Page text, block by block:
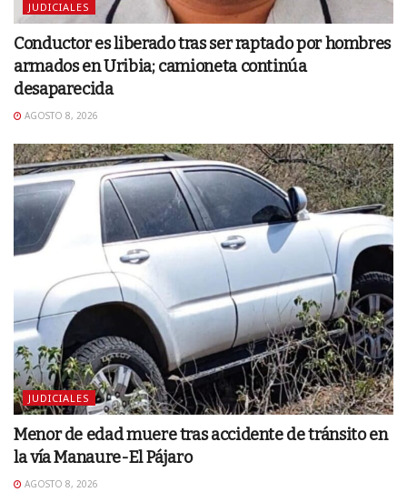
JUDICIALES
Conductor es liberado tras ser raptado por hombres
armados en Uribia; camioneta continúa
desaparecida
AGOSTO 8, 2026
JUDICIALES
Menor de edad muere tras accidente de tránsito en
la vía Manaure-El Pájaro
AGOSTO 8, 2026